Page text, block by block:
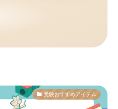
受験おすすめアイテム